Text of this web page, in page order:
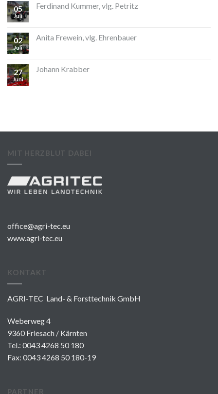
05
Juli
Ferdinand Kummer, vlg. Petritz
02
Juli
Anita Frewein, vlg. Ehrenbauer
27
Juni
Johann Krabber
MIT HERZBLUT DABEI
office@agri-tec.eu
www.agri-tec.eu
KONTAKT
AGRI-TEC Land- & Forsttechnik GmbH
Weberweg 4
9360 Friesach / Kärnten
Tel.: 0043 4268 50 180
Fax: 0043 4268 50 180-19
PARTNER